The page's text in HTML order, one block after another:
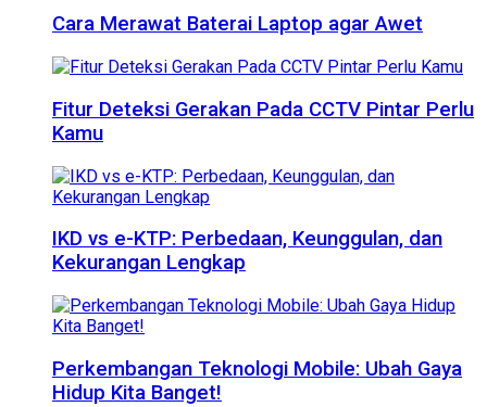
Cara Merawat Baterai Laptop agar Awet
Fitur Deteksi Gerakan Pada CCTV Pintar Perlu
Kamu
IKD vs e-KTP: Perbedaan, Keunggulan, dan
Kekurangan Lengkap
Perkembangan Teknologi Mobile: Ubah Gaya
Hidup Kita Banget!